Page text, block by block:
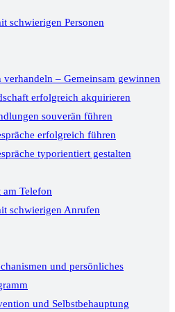
schwierigen Personen
– Gemeinsam gewinnen
erfolgreich akquirieren
souverän führen
erfolgreich führen
typorientiert gestalten
Telefon
schwierigen Anrufen
und persönliches
und Selbstbehauptung